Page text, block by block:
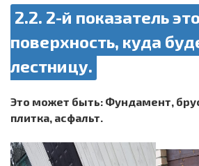
2.2. 2-й показатель
поверхность, куда
лестницу.
Это может быть: Фундамент,
плитка, асфальт.